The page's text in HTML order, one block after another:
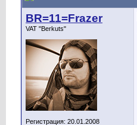
BR=11=Frazer
VAT "Berkuts"
Регистрация: 20.01.2008